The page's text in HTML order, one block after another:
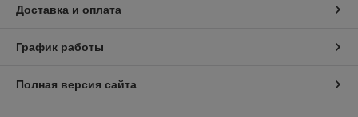
Доставка и оплата
График работы
Полная версия сайта